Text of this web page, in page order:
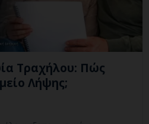
Τραχήλου: Πώς
Λήψης;